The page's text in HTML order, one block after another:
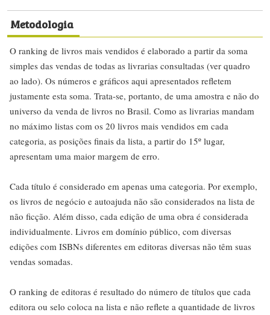
Metodologia
O ranking de livros mais vendidos é elaborado a partir da soma
simples das vendas de todas as livrarias consultadas (ver quadro
ao lado). Os números e gráficos aqui apresentados refletem
justamente esta soma. Trata-se, portanto, de uma amostra e não do
universo da venda de livros no Brasil. Como as livrarias mandam
no máximo listas com os 20 livros mais vendidos em cada
categoria, as posições finais da lista, a partir do 15º lugar,
apresentam uma maior margem de erro.
Cada título é considerado em apenas uma categoria. Por exemplo,
os livros de negócio e autoajuda não são considerados na lista de
não ficção. Além disso, cada edição de uma obra é considerada
individualmente. Livros em domínio público, com diversas
edições com ISBNs diferentes em editoras diversas não têm suas
vendas somadas.
O ranking de editoras é resultado do número de títulos que cada
editora ou selo coloca na lista e não reflete a quantidade de livros